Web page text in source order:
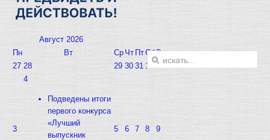
Август 2026
Пн
Вт Ср Чт ПтСбВс
27 28 29 30 31 1 2
3
4
Подведены итоги
первого конкурса
«Лучший
выпускник
5 6 7 8 9